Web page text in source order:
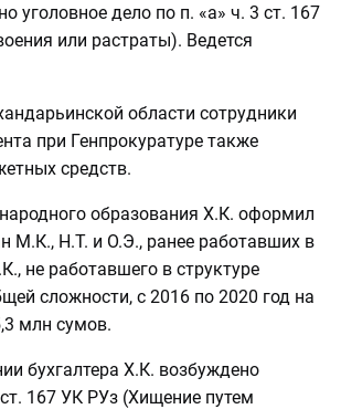
уголовное дело по п. «а» ч. 3 ст. 167
или растраты). Ведется
области сотрудники
при Генпрокуратуре также
средств.
образования Х.К. оформил
М.К., Н.Т. и О.Э., ранее работавших в
не работавшего в структуре
сложности, с 2016 по 2020 год на
млн сумов.
бухгалтера Х.К. возбуждено
167 УК РУз (Хищение путем